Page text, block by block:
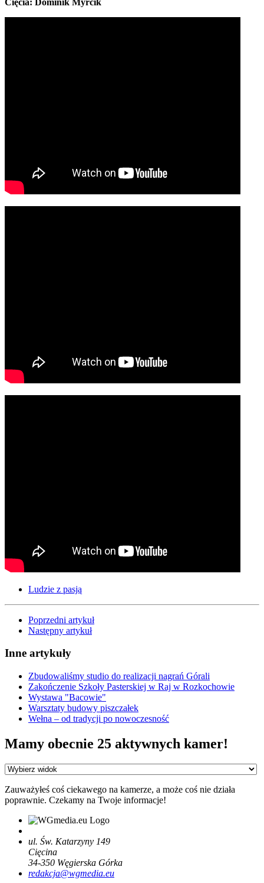
Ludzie z pasją
Poprzedni artykuł
Następny artykuł
Inne artykuły
Zbudowaliśmy studio do realizacji nagrań Górali
Zakończenie Szkoły Pasterskiej w Raj w Rozkochowie
Wystawa "Bacowie"
Warsztaty budowy piszczałek
Wełna – od tradycji po nowoczesność
Mamy obecnie 25 aktywnych kamer!
Zauważyłeś coś ciekawego na kamerze, a może coś nie działa
poprawnie. Czekamy na Twoje informacje!
ul. Św. Katarzyny 149
Cięcina
34-350 Węgierska Górka
redakcja@wgmedia.eu